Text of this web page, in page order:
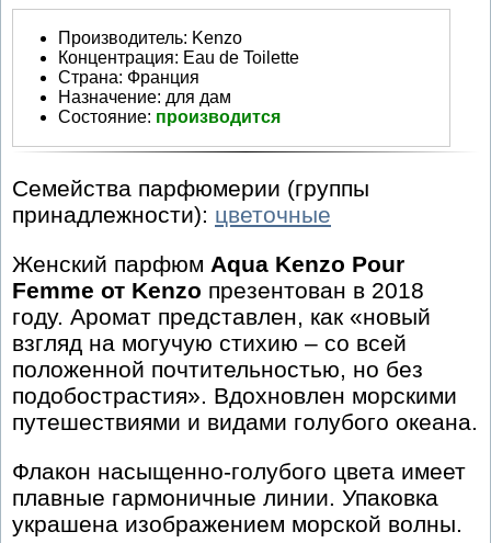
Производитель: Kenzo
Концентрация: Eau de Toilette
Страна: Франция
Назначение: для дам
Состояние: производится
Семейства парфюмерии (группы
принадлежности): цветочные
Женский парфюм Aqua Kenzo Pour
Femme от Kenzo презентован в 2018
году. Аромат представлен, как «новый
взгляд на могучую стихию – со всей
положенной почтительностью, но без
подобострастия». Вдохновлен морскими
путешествиями и видами голубого океана.
Флакон насыщенно-голубого цвета имеет
плавные гармоничные линии. Упаковка
украшена изображением морской волны.